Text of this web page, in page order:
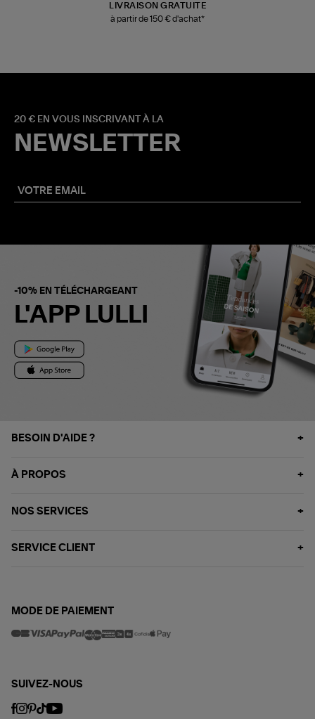
LIVRAISON GRATUITE
à partir de 150 € d'achat*
20 € EN VOUS INSCRIVANT À LA
NEWSLETTER
-10% EN TÉLÉCHARGEANT
L'APP LULLI
BESOIN D'AIDE ?
À PROPOS
NOS SERVICES
SERVICE CLIENT
MODE DE PAIEMENT
SUIVEZ-NOUS